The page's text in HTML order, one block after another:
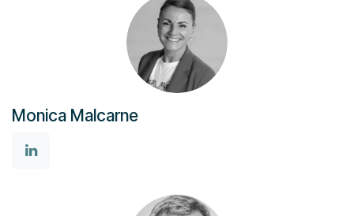
Monica Malcarne